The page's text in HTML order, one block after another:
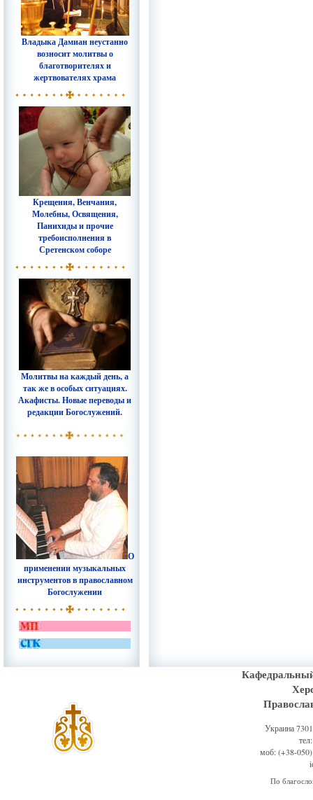
Владыка Дамиан неустанно
возносит молитвы о
благотворителях и
жертвователях храма
Крещения, Венчания,
Молебны, Освящения,
Панихиды и прочие
требоисполнения в
Сретенском соборе
Молитвы на каждый день, а
так же в особых ситуациях.
Акафисты. Новые переводы и
редакции Богослужений.
О
применении музыкальных
инструментов в православном
Богослужении
Украина
моб: (+38-
По